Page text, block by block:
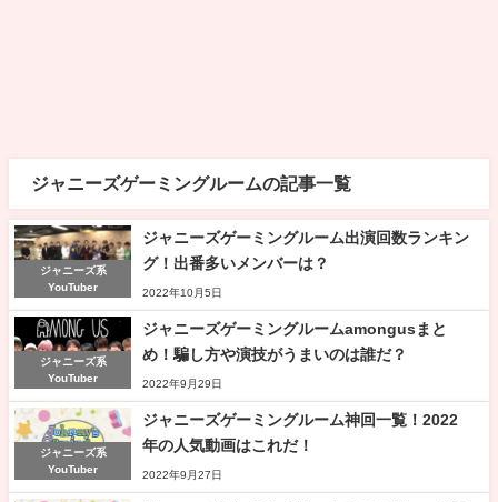
ジャニーズゲーミングルームの記事一覧
ジャニーズ系
YouTuber
ジャニーズゲーミングルーム出演回数ランキン
グ！出番多いメンバーは？
2022年10月5日
ジャニーズ系
YouTuber
ジャニーズゲーミングルームamongusまと
め！騙し方や演技がうまいのは誰だ？
2022年9月29日
ジャニーズ系
YouTuber
ジャニーズゲーミングルーム神回一覧！2022
年の人気動画はこれだ！
2022年9月27日